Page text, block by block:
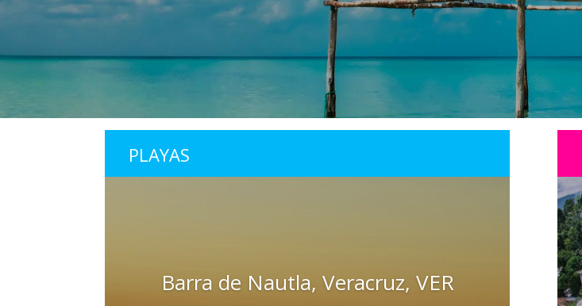
PLAYAS
Barra de Nautla, Veracruz, VER